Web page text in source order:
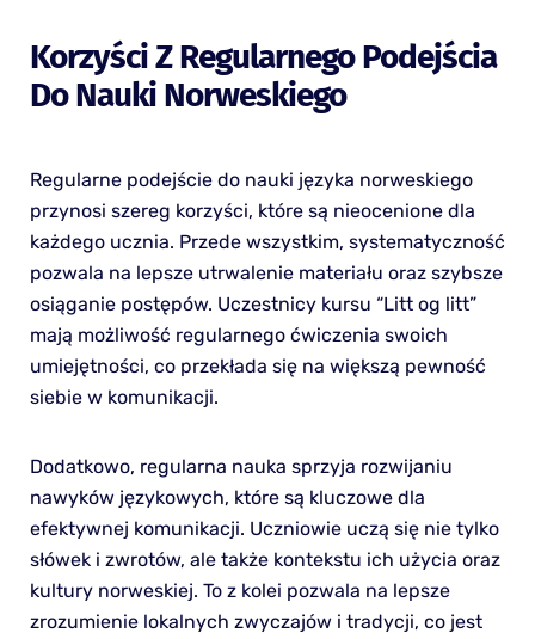
Korzyści Z Regularnego Podejścia
Do Nauki Norweskiego
Regularne podejście do nauki języka norweskiego
przynosi szereg korzyści, które są nieocenione dla
każdego ucznia. Przede wszystkim, systematyczność
pozwala na lepsze utrwalenie materiału oraz szybsze
osiąganie postępów. Uczestnicy kursu “Litt og litt”
mają możliwość regularnego ćwiczenia swoich
umiejętności, co przekłada się na większą pewność
siebie w komunikacji.
Dodatkowo, regularna nauka sprzyja rozwijaniu
nawyków językowych, które są kluczowe dla
efektywnej komunikacji. Uczniowie uczą się nie tylko
słówek i zwrotów, ale także kontekstu ich użycia oraz
kultury norweskiej. To z kolei pozwala na lepsze
zrozumienie lokalnych zwyczajów i tradycji, co jest